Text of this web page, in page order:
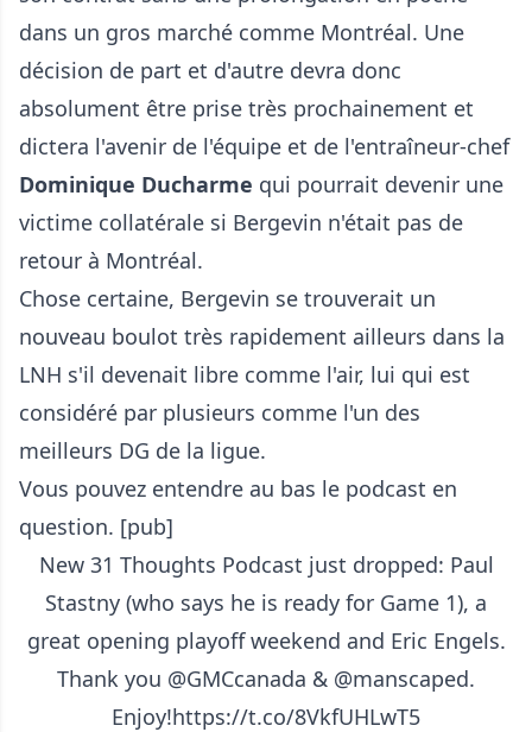
dans un gros marché comme Montréal. Une
décision de part et d'autre devra donc
absolument être prise très prochainement et
dictera l'avenir de l'équipe et de l'entraîneur-chef
Dominique Ducharme qui pourrait devenir une
victime collatérale si Bergevin n'était pas de
retour à Montréal.
Chose certaine, Bergevin se trouverait un
nouveau boulot très rapidement ailleurs dans la
LNH s'il devenait libre comme l'air, lui qui est
considéré par plusieurs comme l'un des
meilleurs DG de la ligue.
Vous pouvez entendre au bas le podcast en
question. [pub]
New 31 Thoughts Podcast just dropped: Paul
Stastny (who says he is ready for Game 1), a
great opening playoff weekend and Eric Engels.
Thank you @GMCcanada & @manscaped.
Enjoy!https://t.co/8VkfUHLwT5